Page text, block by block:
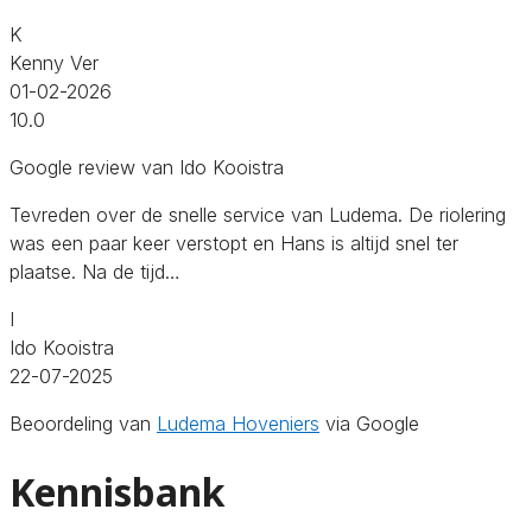
K
Kenny Ver
01-02-2026
10.0
Google review van Ido Kooistra
Tevreden over de snelle service van Ludema. De riolering
was een paar keer verstopt en Hans is altijd snel ter
plaatse. Na de tijd…
I
Ido Kooistra
22-07-2025
Beoordeling van Ludema Hoveniers via Google
Kennisbank